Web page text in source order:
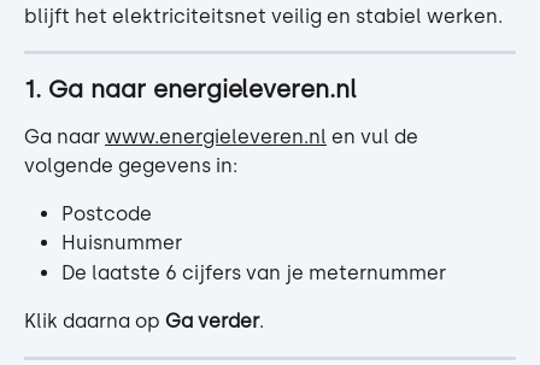
blijft het elektriciteitsnet veilig en stabiel werken.
1. Ga naar energieleveren.nl
Ga naar www.energieleveren.nl en vul de
volgende gegevens in:
Postcode
Huisnummer
De laatste 6 cijfers van je meternummer
Klik daarna op Ga verder.